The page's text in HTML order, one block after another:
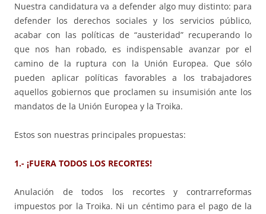
Nuestra candidatura va a defender algo muy distinto: para
defender los derechos sociales y los servicios público,
acabar con las políticas de “austeridad” recuperando lo
que nos han robado, es indispensable avanzar por el
camino de la ruptura con la Unión Europea. Que sólo
pueden aplicar políticas favorables a los trabajadores
aquellos gobiernos que proclamen su insumisión ante los
mandatos de la Unión Europea y la Troika.
Estos son nuestras principales propuestas:
1.- ¡FUERA TODOS LOS RECORTES!
Anulación de todos los recortes y contrarreformas
impuestos por la Troika. Ni un céntimo para el pago de la